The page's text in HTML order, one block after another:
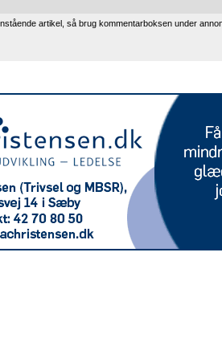
artikel, så brug kommentarboksen under